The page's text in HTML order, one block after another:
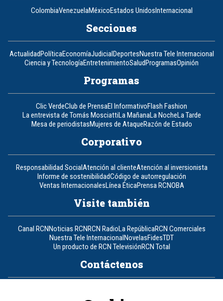
ColombiaVenezuelaMéxicoEstados UnidosInternacional
Secciones
ActualidadPolíticaEconomíaJudicialDeportesNuestra Tele Internacional
Ciencia y TecnologíaEntretenimientoSaludProgramasOpinión
Programas
Clic VerdeClub de PrensaEl InformativoFlash Fashion
La entrevista de Tomás MosciattiLa MañanaLa NocheLa Tarde
Mesa de periodistasMujeres de AtaqueRazón de Estado
Corporativo
Responsabilidad SocialAtención al clienteAtención al inversionista
Informe de sostenibilidadCódigo de autorregulación
Ventas InternacionalesLínea ÉticaPrensa RCNOBA
Visite también
Canal RCNNoticias RCNRCN RadioLa RepúblicaRCN Comerciales
Nuestra Tele InternacionalNovelasFidesTDT
Un producto de RCN TelevisiónRCN Total
Contáctenos